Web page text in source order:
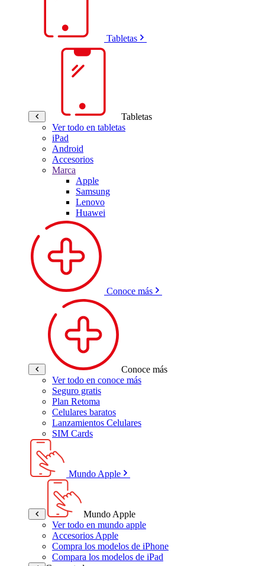
Tabletas
Tabletas
Ver todo en tabletas
iPad
Android
Accesorios
Marca
Apple
Samsung
Lenovo
Huawei
Conoce más
Conoce más
Ver todo en conoce más
Seguro gratis
Plan Retoma
Celulares baratos
Lanzamientos Celulares
SIM Cards
Mundo Apple
Mundo Apple
Ver todo en mundo apple
Accesorios Apple
Compra los modelos de iPhone
Compara los modelos de iPad